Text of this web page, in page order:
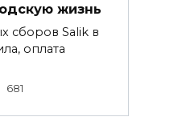
жизнь
сборов Salik в
оплата
681